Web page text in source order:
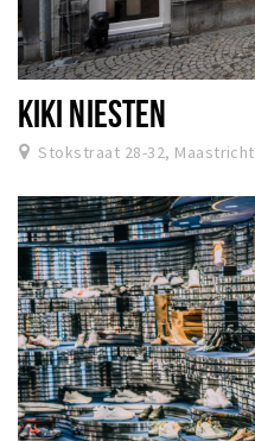
KIKI NIESTEN
Stokstraat 28-32, Maastricht